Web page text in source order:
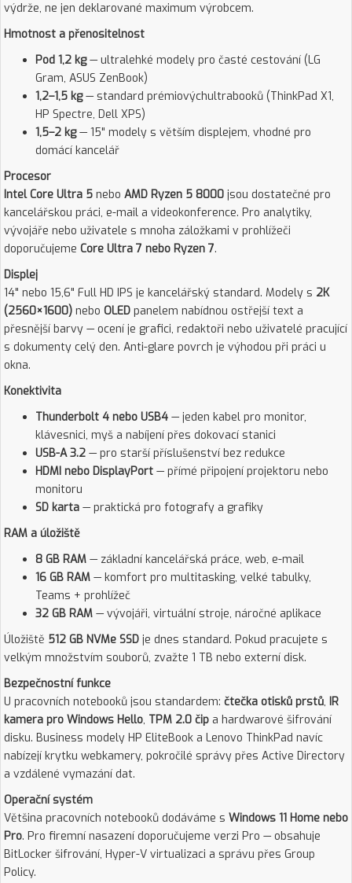
výdrže, ne jen deklarované maximum výrobcem.
Hmotnost a přenositelnost
Pod 1,2 kg— ultralehké modely pro časté cestování (LG
Gram, ASUS ZenBook)
1,2–1,5 kg— standard prémiovýchultrabooků (ThinkPad X1,
HP Spectre, Dell XPS)
1,5–2 kg— 15" modely s větším displejem, vhodné pro
domácí kancelář
Procesor
Intel Core Ultra 5 nebo AMD Ryzen 5 8000 jsou dostatečné pro
kancelářskou práci, e-mail a videokonference. Pro analytiky,
vývojáře nebo uživatele s mnoha záložkami v prohlížeči
doporučujeme Core Ultra 7 nebo Ryzen 7.
Displej
14" nebo 15,6" Full HD IPS je kancelářský standard. Modely s 2K
(2560×1600) nebo OLED panelem nabídnou ostřejší text a
přesnější barvy — ocení je grafici, redaktoři nebo uživatelé pracující
s dokumenty celý den. Anti-glare povrch je výhodou při práci u
okna.
Konektivita
Thunderbolt 4 nebo USB4 — jeden kabel pro monitor,
klávesnici, myš a nabíjení přes dokovací stanici
USB-A 3.2 — pro starší příslušenství bez redukce
HDMI nebo DisplayPort — přímé připojení projektoru nebo
monitoru
SD karta — praktická pro fotografy a grafiky
RAM a úložiště
8 GB RAM — základní kancelářská práce, web, e-mail
16 GB RAM — komfort pro multitasking, velké tabulky,
Teams + prohlížeč
32 GB RAM — vývojáři, virtuální stroje, náročné aplikace
Úložiště 512 GB NVMe SSD je dnes standard. Pokud pracujete s
velkým množstvím souborů, zvažte 1 TB nebo externí disk.
Bezpečnostní funkce
U pracovních notebooků jsou standardem: čtečka otisků prstů, IR
kamera pro Windows Hello, TPM 2.0 čip a hardwarové šifrování
disku. Business modely HP EliteBook a Lenovo ThinkPad navíc
nabízejí krytku webkamery, pokročilé správy přes Active Directory
a vzdálené vymazání dat.
Operační systém
Většina pracovních notebooků dodáváme s Windows 11 Home nebo
Pro. Pro firemní nasazení doporučujeme verzi Pro — obsahuje
BitLocker šifrování, Hyper-V virtualizaci a správu přes Group
Policy.